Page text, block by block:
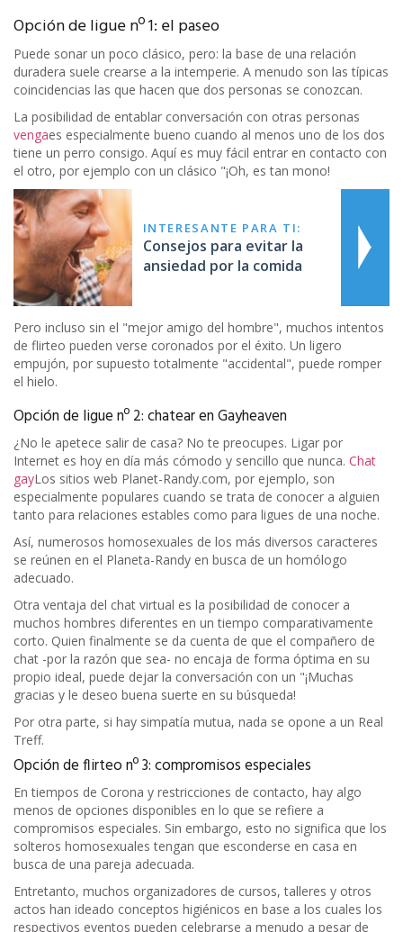
Opción de ligue nº 1: el paseo
Puede sonar un poco clásico, pero: la base de una relación
duradera suele crearse a la intemperie. A menudo son las típicas
coincidencias las que hacen que dos personas se conozcan.
La posibilidad de entablar conversación con otras personas
vengaes especialmente bueno cuando al menos uno de los dos
tiene un perro consigo. Aquí es muy fácil entrar en contacto con
el otro, por ejemplo con un clásico "¡Oh, es tan mono!
INTERESANTE PARA TI:
Consejos para evitar la
ansiedad por la comida
Pero incluso sin el "mejor amigo del hombre", muchos intentos
de flirteo pueden verse coronados por el éxito. Un ligero
empujón, por supuesto totalmente "accidental", puede romper
el hielo.
Opción de ligue nº 2: chatear en Gayheaven
¿No le apetece salir de casa? No te preocupes. Ligar por
Internet es hoy en día más cómodo y sencillo que nunca. Chat
gayLos sitios web Planet-Randy.com, por ejemplo, son
especialmente populares cuando se trata de conocer a alguien
tanto para relaciones estables como para ligues de una noche.
Así, numerosos homosexuales de los más diversos caracteres
se reúnen en el Planeta-Randy en busca de un homólogo
adecuado.
Otra ventaja del chat virtual es la posibilidad de conocer a
muchos hombres diferentes en un tiempo comparativamente
corto. Quien finalmente se da cuenta de que el compañero de
chat -por la razón que sea- no encaja de forma óptima en su
propio ideal, puede dejar la conversación con un "¡Muchas
gracias y le deseo buena suerte en su búsqueda!
Por otra parte, si hay simpatía mutua, nada se opone a un Real
Treff.
Opción de flirteo nº 3: compromisos especiales
En tiempos de Corona y restricciones de contacto, hay algo
menos de opciones disponibles en lo que se refiere a
compromisos especiales. Sin embargo, esto no significa que los
solteros homosexuales tengan que esconderse en casa en
busca de una pareja adecuada.
Entretanto, muchos organizadores de cursos, talleres y otros
actos han ideado conceptos higiénicos en base a los cuales los
respectivos eventos pueden celebrarse a menudo a pesar de